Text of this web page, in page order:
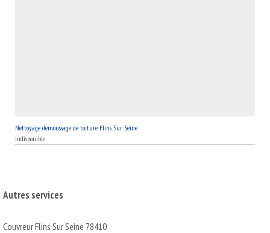
Nettoyage demoussage de toiture Flins Sur Seine
indisponible
Autres services
Couvreur Flins Sur Seine 78410